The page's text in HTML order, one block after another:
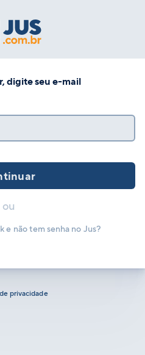
digite seu e-mail
ou
e não tem senha no Jus?
privacidade